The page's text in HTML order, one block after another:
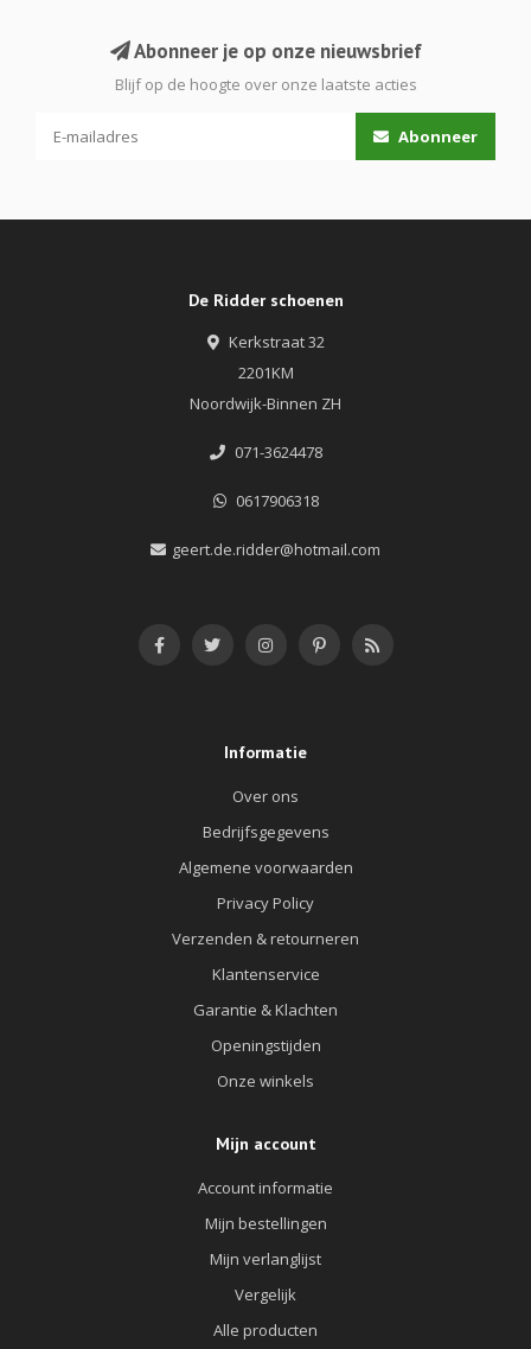
Abonneer je op onze nieuwsbrief
Blijf op de hoogte over onze laatste acties
Abonneer
De Ridder schoenen
Kerkstraat 32
2201KM
Noordwijk-Binnen ZH
071-3624478
0617906318
geert.de.ridder@hotmail.com
Informatie
Over ons
Bedrijfsgegevens
Algemene voorwaarden
Privacy Policy
Verzenden & retourneren
Klantenservice
Garantie & Klachten
Openingstijden
Onze winkels
Mijn account
Account informatie
Mijn bestellingen
Mijn verlanglijst
Vergelijk
Alle producten